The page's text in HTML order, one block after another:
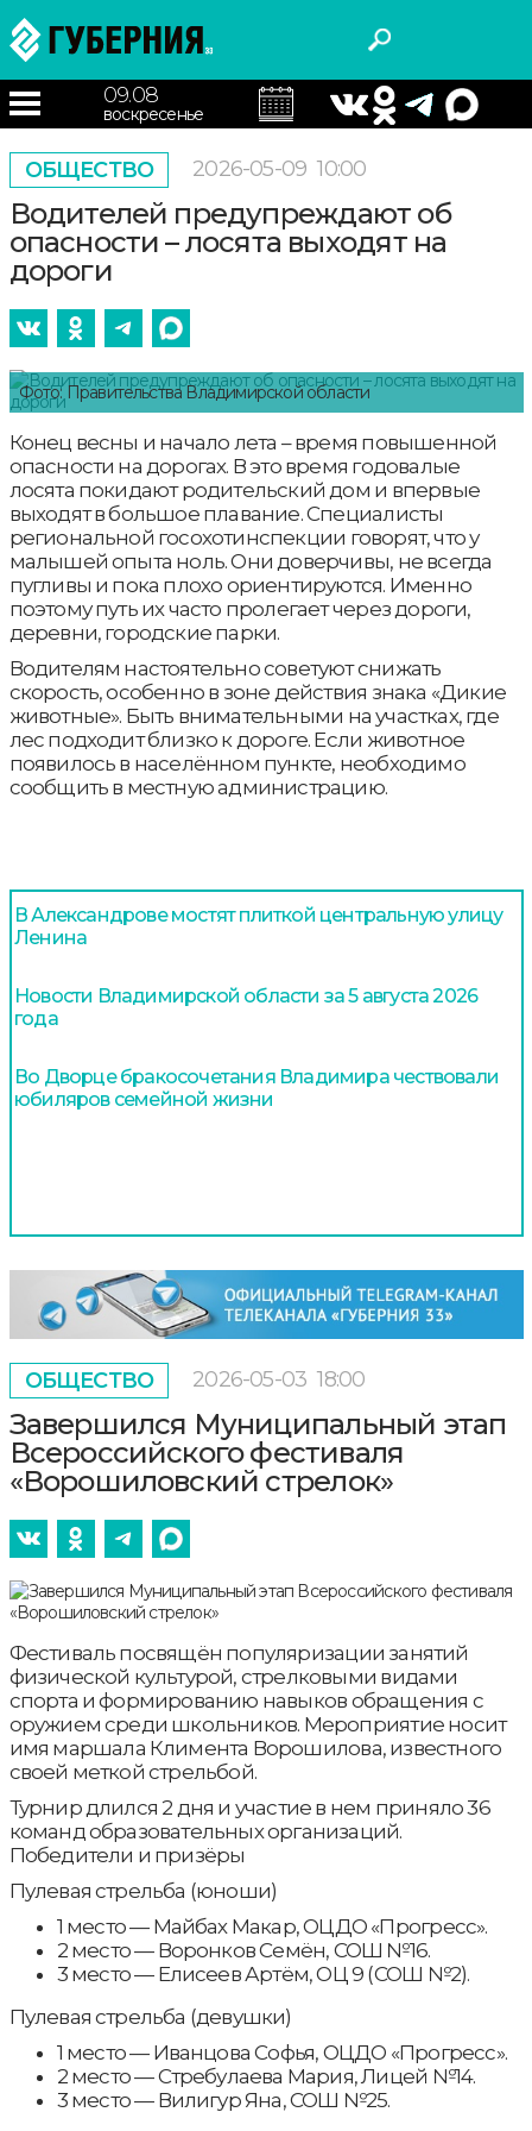
09.08
воскресенье
ОБЩЕСТВО 2026-05-09 10:00
Водителей предупреждают об
опасности – лосята выходят на
дороги
Фото: Правительства Владимирской области
Конец весны и начало лета – время повышенной
опасности на дорогах. В это время годовалые
лосята покидают родительский дом и впервые
выходят в большое плавание. Специалисты
региональной госохотинспекции говорят, что у
малышей опыта ноль. Они доверчивы, не всегда
пугливы и пока плохо ориентируются. Именно
поэтому путь их часто пролегает через дороги,
деревни, городские парки.
Водителям настоятельно советуют снижать
скорость, особенно в зоне действия знака «Дикие
животные». Быть внимательными на участках, где
лес подходит близко к дороге. Если животное
появилось в населённом пункте, необходимо
сообщить в местную администрацию.
В Александрове мостят плиткой центральную улицу
Ленина
Новости Владимирской области за 5 августа 2026
года
Во Дворце бракосочетания Владимира чествовали
юбиляров семейной жизни
ОБЩЕСТВО 2026-05-03 18:00
Завершился Муниципальный этап
Всероссийского фестиваля
«Ворошиловский стрелок»
Фестиваль посвящён популяризации занятий
физической культурой, стрелковыми видами
спорта и формированию навыков обращения с
оружием среди школьников. Мероприятие носит
имя маршала Климента Ворошилова, известного
своей меткой стрельбой.
Турнир длился 2 дня и участие в нем приняло 36
команд образовательных организаций.
Победители и призёры
Пулевая стрельба (юноши)
1 место — Майбах Макар, ОЦДО «Прогресс».
2 место — Воронков Семён, СОШ №16.
3 место — Елисеев Артём, ОЦ 9 (СОШ №2).
Пулевая стрельба (девушки)
1 место — Иванцова Софья, ОЦДО «Прогресс».
2 место — Стребулаева Мария, Лицей №14.
3 место — Вилигур Яна, СОШ №25.